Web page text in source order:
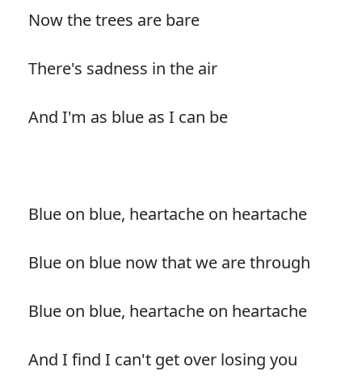
Now the trees are bare
There's sadness in the air
And I'm as blue as I can be
Blue on blue, heartache on heartache
Blue on blue now that we are through
Blue on blue, heartache on heartache
And I find I can't get over losing you